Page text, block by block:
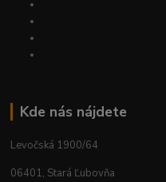
Kde nás nájdete
Levočská 1900/64
06401, Stará Ľubovňa